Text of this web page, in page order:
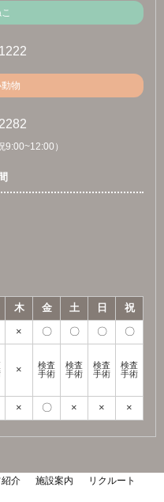
物
）
木 金 土 日 祝
× 〇 〇 〇 〇
×
検査
手術
検査
手術
検査
手術
検査
手術
× 〇 × × ×
介 施設案内 リクルート